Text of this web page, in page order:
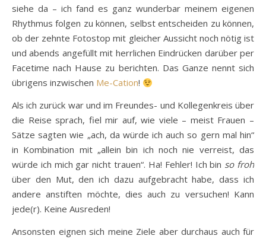
siehe da – ich fand es ganz wunderbar meinem eigenen
Rhythmus folgen zu können, selbst entscheiden zu können,
ob der zehnte Fotostop mit gleicher Aussicht noch nötig ist
und abends angefüllt mit herrlichen Eindrücken darüber per
Facetime nach Hause zu berichten. Das Ganze nennt sich
übrigens inzwischen Me-Cation!
Als ich zurück war und im Freundes- und Kollegenkreis über
die Reise sprach, fiel mir auf, wie viele – meist Frauen –
Sätze sagten wie „ach, da würde ich auch so gern mal hin“
in Kombination mit „allein bin ich noch nie verreist, das
würde ich mich gar nicht trauen“. Ha! Fehler! Ich bin so froh
über den Mut, den ich dazu aufgebracht habe, dass ich
andere anstiften möchte, dies auch zu versuchen! Kann
jede(r). Keine Ausreden!
Ansonsten eignen sich meine Ziele aber durchaus auch für